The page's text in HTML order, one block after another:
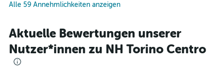
Alle 59 Annehmlichkeiten anzeigen
Aktuelle Bewertungen unserer
Nutzer*innen zu NH Torino Centro